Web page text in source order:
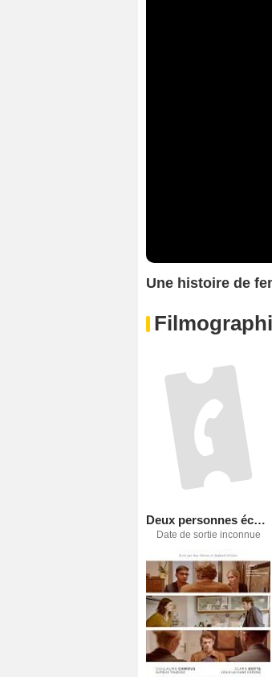
Une histoire de
Deux personnes échangeant de la salive
Date de sortie inconnue